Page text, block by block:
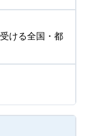
ける全国・都